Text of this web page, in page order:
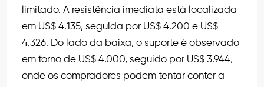
limitado. A resistência imediata está localizada
em US$ 4.135, seguida por US$ 4.200 e US$
4.326. Do lado da baixa, o suporte é observado
em torno de US$ 4.000, seguido por US$ 3.944,
onde os compradores podem tentar conter a